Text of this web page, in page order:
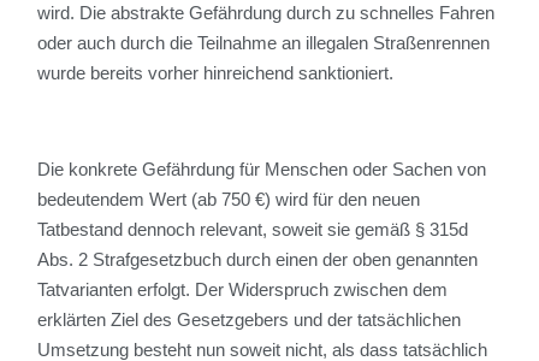
wird. Die abstrakte Gefährdung durch zu schnelles Fahren
oder auch durch die Teilnahme an illegalen Straßenrennen
wurde bereits vorher hinreichend sanktioniert.
Die konkrete Gefährdung für Menschen oder Sachen von
bedeutendem Wert (ab 750 €) wird für den neuen
Tatbestand dennoch relevant, soweit sie gemäß § 315d
Abs. 2 Strafgesetzbuch durch einen der oben genannten
Tatvarianten erfolgt. Der Widerspruch zwischen dem
erklärten Ziel des Gesetzgebers und der tatsächlichen
Umsetzung besteht nun soweit nicht, als dass tatsächlich